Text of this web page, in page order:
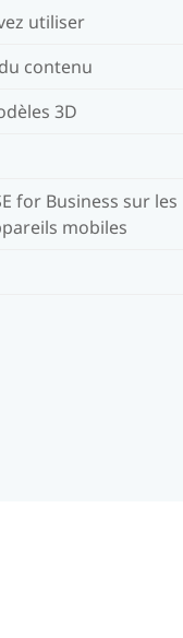
utiliser
contenu
3D
for Business sur les
mobiles